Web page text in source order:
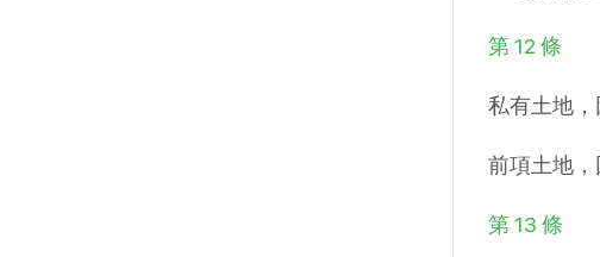
第 12 條
私有土地，
前項土地，
第 13 條